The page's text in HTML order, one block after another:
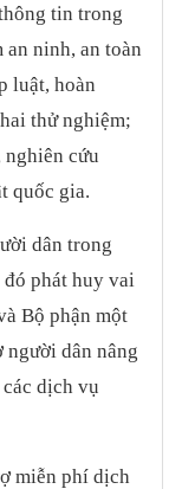
tin trong
an ninh, an toàn
luật, hoàn
thử nghiệm;
nghiên cứu
quốc gia.
dân trong
phát huy vai
Bộ phận một
người dân nâng
dịch vụ
miễn phí dịch